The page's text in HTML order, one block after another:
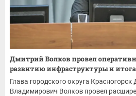
Дмитрий Волков провел
развитию инфраструктуры и
Глава городского округа
Владимирович Волков провел